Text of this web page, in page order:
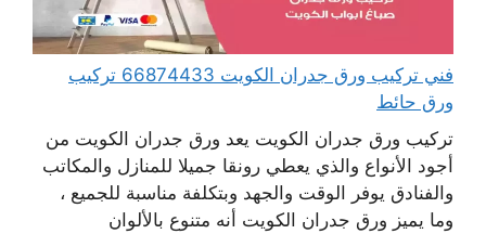
فني تركيب ورق جدران الكويت 66874433 تركيب
ورق حائط
تركيب ورق جدران الكويت يعد ورق جدران الكويت من
أجود الأنواع والذي يعطي رونقا جميلا للمنازل والمكاتب
والفنادق يوفر الوقت والجهد وبتكلفة مناسبة للجميع ،
وما يميز ورق جدران الكويت أنه متنوع بالألوان